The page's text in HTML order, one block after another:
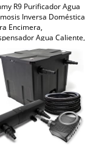
R9 Purificador Agua
Inversa Doméstica
Encimera,
Agua Caliente,
Filtración, UV,
3S, 7
Monitor TDS